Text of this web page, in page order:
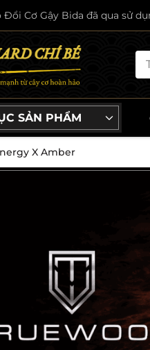
Đổi Cơ Gậy Bida đã qua sử
SẢN PHẨM
X Amber